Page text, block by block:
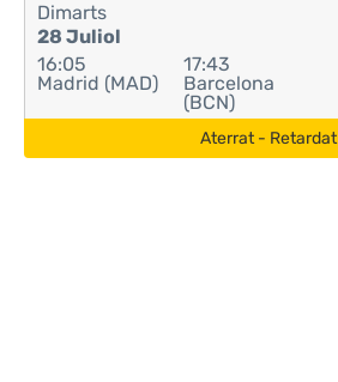
Dimarts
28 Juliol
16:05
Madrid (MAD)
17:43
Barcelona
(BCN)
Aterrat - Retardat